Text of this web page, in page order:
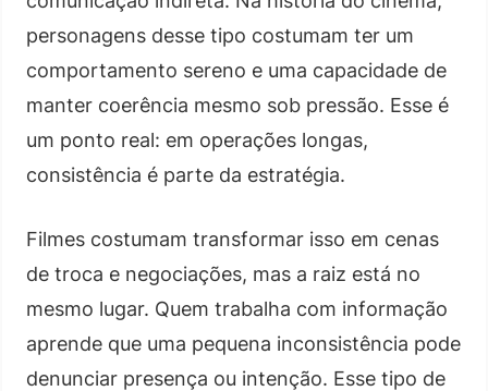
personagens desse tipo costumam ter um
comportamento sereno e uma capacidade de
manter coerência mesmo sob pressão. Esse é
um ponto real: em operações longas,
consistência é parte da estratégia.
Filmes costumam transformar isso em cenas
de troca e negociações, mas a raiz está no
mesmo lugar. Quem trabalha com informação
aprende que uma pequena inconsistência pode
denunciar presença ou intenção. Esse tipo de